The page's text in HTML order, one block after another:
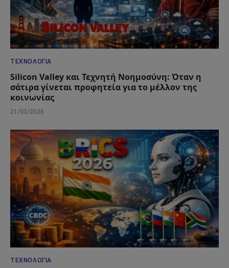
ΤΕΧΝΟΛΟΓΊΑ
Silicon Valley και Τεχνητή Νοημοσύνη: Όταν η
σάτιρα γίνεται προφητεία για το μέλλον της
κοινωνίας
21/03/2026
ΤΕΧΝΟΛΟΓΊΑ